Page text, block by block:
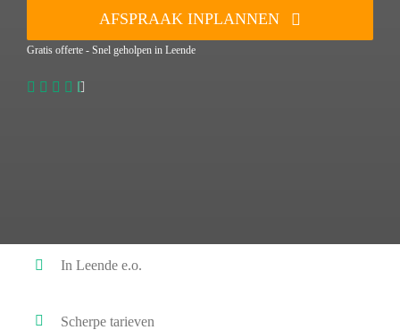
AFSPRAAK INPLANNEN
Gratis offerte - Snel geholpen in Leende
In Leende e.o.
Scherpe tarieven